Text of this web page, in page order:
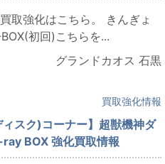
取強化はこちら。 きんぎょ
初回)こちらを...
グランドカオス 石黒
買取強化情報
ィスク)コーナー】超獣機神ダ
BOX 強化買取情報